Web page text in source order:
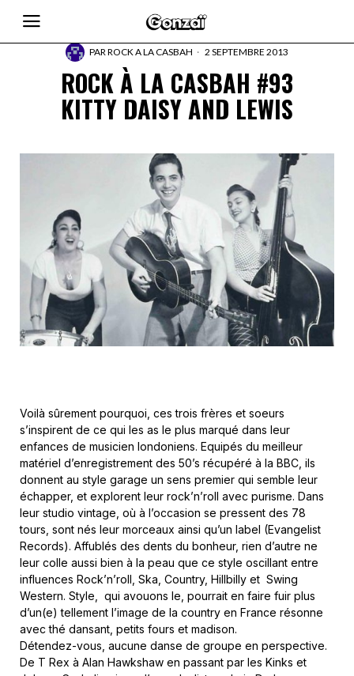
PARROCK A LA CASBAH 2 SEPTEMBRE 2013
ROCK À LA CASBAH #93
KITTY DAISY AND LEWIS
Voilà sûrement pourquoi, ces trois frères et soeurs
s’inspirent de ce qui les as le plus marqué dans leur
enfances de musicien londoniens. Equipés du meilleur
matériel d’enregistrement des 50’s récupéré à la BBC, ils
donnent au style garage un sens premier qui semble leur
échapper, et explorent leur rock’n’roll avec purisme. Dans
leur studio vintage, où à l’occasion se pressent des 78
tours, sont nés leur morceaux ainsi qu’un label (Evangelist
Records). Affublés des dents du bonheur, rien d’autre ne
leur colle aussi bien à la peau que ce style oscillant entre
influences Rock’n’roll, Ska, Country, Hillbilly et Swing
Western. Style, qui avouons le, pourrait en faire fuir plus
d’un(e) tellement l’image de la country en France résonne
avec thé dansant, petits fours et madison.
Détendez-vous, aucune danse de groupe en perspective.
De T Rex à Alan Hawkshaw en passant par les Kinks et